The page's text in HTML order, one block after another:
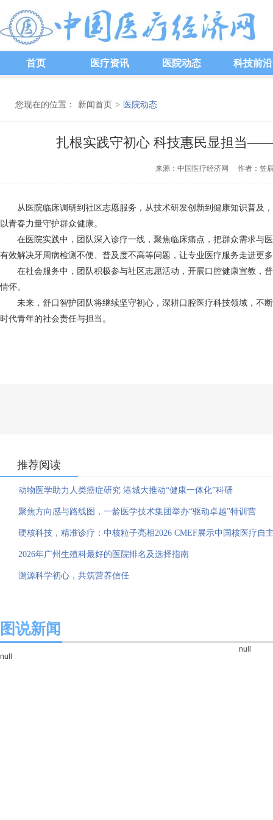
首页 医疗资讯 医院动态 科技前沿
您现在的位置： 新闻首页 > 医院动态
扎根实践守初心 科技惠民显担当
来源：中国医疗经济网 作者：
从医院临床调研到社区志愿服务，从技术研发创新到健康知识普及
以青春力量守护群众健康。
在医院实践中，团队深入诊疗一线，聚焦临床痛点，把群众需求与
有效解决牙周病检测不便、普及度不高等问题，让专业医疗服务走进更
在社会服务中，团队积极参与社区志愿活动，开展口腔健康宣教，
情怀。
未来，舒口智护团队将继续坚守初心，深耕口腔医疗科技领域，不
时代青年的社会责任与担当。
推荐阅读
动物医学助力人类癌症研究 港城大推动“健康一体化”科研
聚焦方向感与路线图，一龄医学技术集团举办“驱动卓越”特训营
硬核科技，精准诊疗：中核粒子亮相2026 CMEF展示中国核医疗自
2026年广州生殖科最好的医院排名及选择指南
溯源科学初心，共筑营养信任
图说新闻
null
null